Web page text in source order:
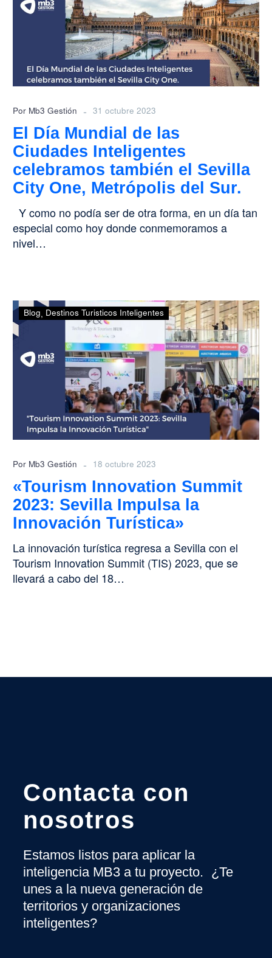
las
Ciudades
Inteligentes
celebramos
también
el
Sevilla
One,
Metrópolis
del
Sur.
Por Mb3 Gestión - 31 octubre 2023
El Día Mundial de las
Ciudades Inteligentes
celebramos también el Sevilla
City One, Metrópolis del Sur.
Y como no podía ser de otra forma, en un día tan
especial como hoy donde conmemoramos a
nivel…
«Tourism
Innovation
Summit
2023:
Sevilla
Impulsa
la
Innovación
Turística»
Blog Destinos Turisticos Inteligentes
Por Mb3 Gestión - 18 octubre 2023
«Tourism Innovation Summit
2023: Sevilla Impulsa la
Innovación Turística»
La innovación turística regresa a Sevilla con el
Tourism Innovation Summit (TIS) 2023, que se
llevará a cabo del 18…
Contacta con
nosotros
Estamos listos para aplicar la
inteligencia MB3 a tu proyecto. ¿Te
unes a la nueva generación de
territorios y organizaciones
inteligentes?